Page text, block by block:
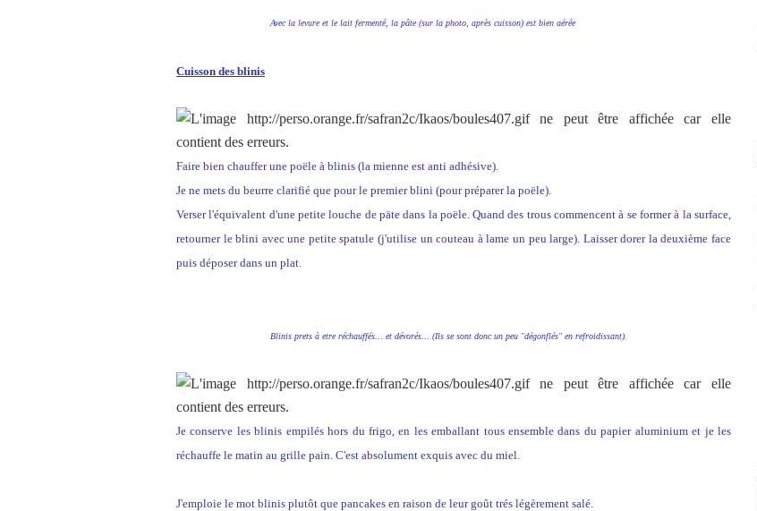
Avec la levure et le lait fermenté, la pâte (sur la photo, après cuisson) est bien aérée
Cuisson des blinis
Faire bien chauffer une poële à blinis (la mienne est anti adhésive).
Je ne mets du beurre clarifié que pour le premier blini (pour préparer la poële).
Verser l'équivalent d'une petite louche de päte dans la poële. Quand des trous commencent à se former à la surface,
retourner le blini avec une petite spatule (j'utilise un couteau à lame un peu large). Laisser dorer la deuxième face
puis déposer dans un plat.
Blinis prets à etre réchauffés… et dévorés… (Ils se sont donc un peu "dégonflés" en refroidissant).
Je conserve les blinis empilés hors du frigo, en les emballant tous ensemble dans du papier aluminium et je les
réchauffe le matin au grille pain. C'est absolument exquis avec du miel.
J'emploie le mot blinis plutôt que pancakes en raison de leur goût trés légèrement salé.